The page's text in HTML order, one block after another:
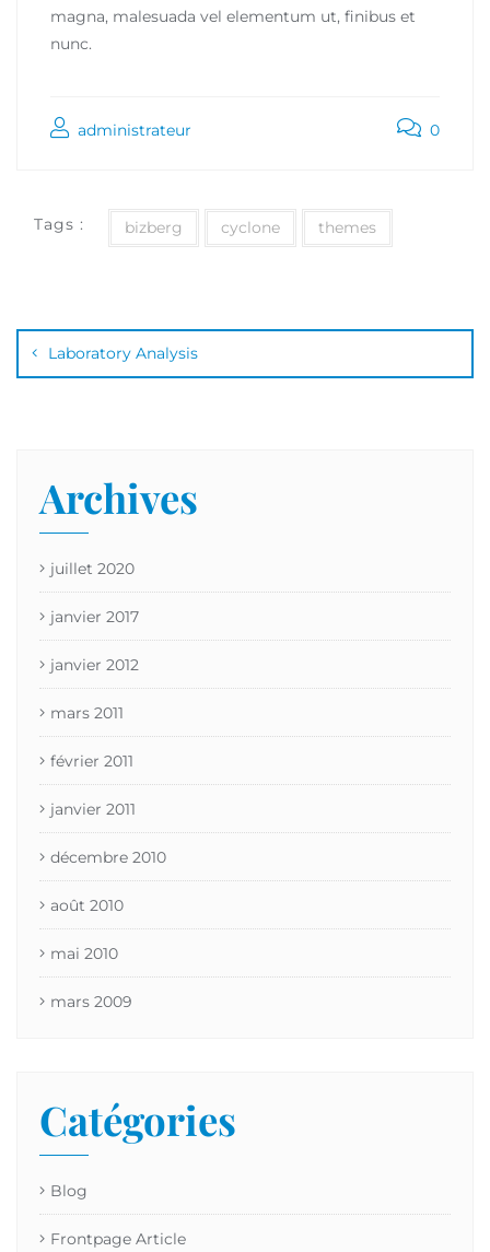
magna, malesuada vel elementum ut, finibus et
nunc.
administrateur 0
Tags : bizberg cyclone themes
Laboratory Analysis
Archives
juillet 2020
janvier 2017
janvier 2012
mars 2011
février 2011
janvier 2011
décembre 2010
août 2010
mai 2010
mars 2009
Catégories
Blog
Frontpage Article